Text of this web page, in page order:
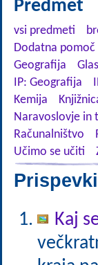
Predmet
vsi predmeti
Dodatna
Geografija
IP: Geografija
Kemija
Naravoslovje in
Računalništvo
Učimo se učiti
Kaj